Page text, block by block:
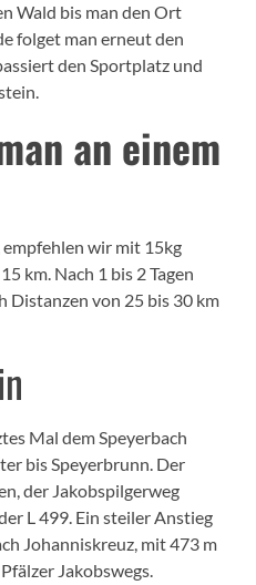
Wald bis man den Ort
folget man erneut den
den Sportplatz und
an einem
wir mit 15kg
km. Nach 1 bis 2 Tagen
Distanzen von 25 bis 30 km
Mal dem Speyerbach
bis Speyerbrunn. Der
der Jakobspilgerweg
L 499. Ein steiler Anstieg
Johanniskreuz, mit 473 m
Jakobswegs.